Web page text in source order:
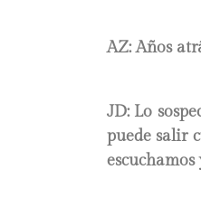
AZ: Años
JD:Lo
puede salir